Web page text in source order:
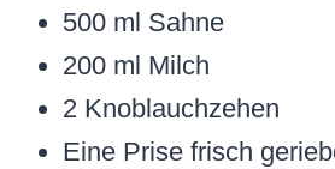
500 ml Sahne
200 ml Milch
2 Knoblauchzehen
Eine Prise frisch